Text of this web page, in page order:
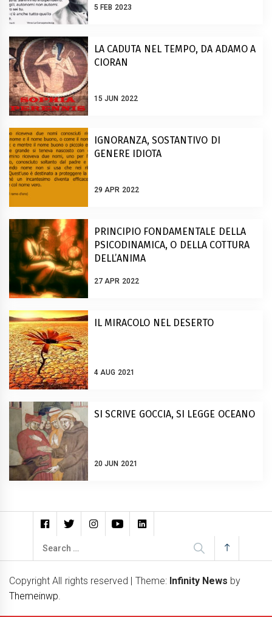
5 FEB 2023
LA CADUTA NEL TEMPO, DA ADAMO A
CIORAN
15 JUN 2022
IGNORANZA, SOSTANTIVO DI
GENERE IDIOTA
29 APR 2022
PRINCIPIO FONDAMENTALE DELLA
PSICODINAMICA, O DELLA COTTURA
DELL’ANIMA
27 APR 2022
IL MIRACOLO NEL DESERTO
4 AUG 2021
SI SCRIVE GOCCIA, SI LEGGE OCEANO
20 JUN 2021
Search
for:
Copyright All rights reserved
Theme: Infinity News by
Themeinwp.